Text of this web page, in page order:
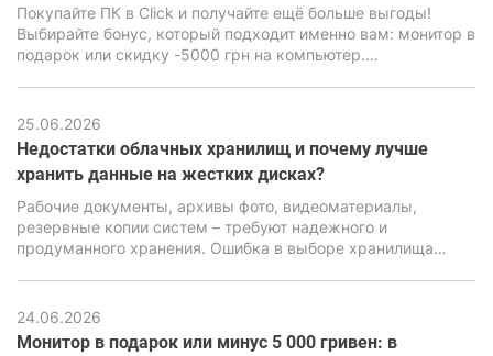
Покупайте ПК в Click и получайте ещё больше выгоды!
Выбирайте бонус, который подходит именно вам: монитор в
подарок или скидку -5000 грн на компьютер.
25.06.2026
Недостатки облачных хранилищ и почему лучше
хранить данные на жестких дисках?
Рабочие документы, архивы фото, видеоматериалы,
резервные копии систем – требуют надежного и
продуманного хранения. Ошибка в выборе хранилища
поэтому вопрос выбора между облачными сервисами и
локальными накопителями стоит особенно остро.
24.06.2026
Монитор в подарок или минус 5 000 гривен: в